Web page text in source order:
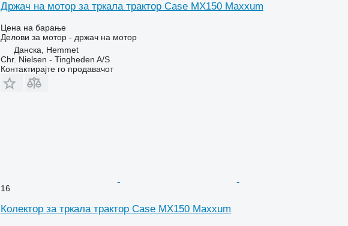
Држач на мотор за тркала трактор Case MX150 Maxxum
Цена на барање
Делови за мотор - држач на мотор
Данска, Hemmet
Chr. Nielsen - Tingheden A/S
Контактирајте го продавачот
16
Колектор за тркала трактор Case MX150 Maxxum